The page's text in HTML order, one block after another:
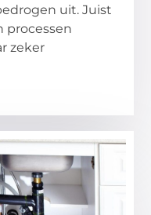
uit. Juist
processen
zeker